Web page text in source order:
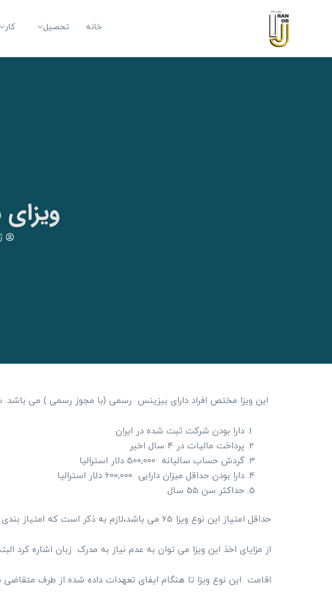
خانه تحصیل کار
ویزای
این ویزا مختص افراد دارای بیزینس رسمی (با مجوز رسمی ) می باشد.
دارا بودن شرکت ثبت شده در ایران
پرداخت مالیات در 4 سال اخیر
گردش حساب سالیانه 500,000 دلار استرالیا
دارا بودن حداقل میزان دارایی 600,000 دلار استرالیا
حداکثر سن 55 سال
حداقل امتیاز این نوع ویزا 65 می باشد،لازم به ذکر است که امتیاز بندی این نوع ویزا با ویزاهای مهارتی متفاوت است.
از مزایای اخذ این ویزا می توان به عدم نیاز به مدرک زبان اشاره
اقامت این نوع ویزا تا هنگام ایفای تعهدات داده شده از طرف